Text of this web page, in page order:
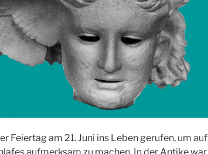
Feiertag am 21. Juni ins Leben gerufen, um auf